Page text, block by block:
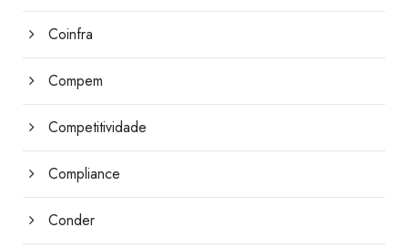
Coinfra
Compem
Competitividade
Compliance
Conder